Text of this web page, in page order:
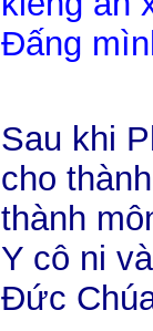
Đấng
Sau khi
cho
thành
Y cô ni
Đức